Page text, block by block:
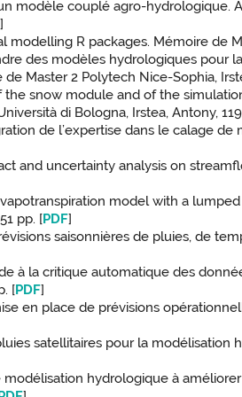
modèle couplé agro-hydrologique.
]
modelling R packages. Mémoire de
des modèles hydrologiques
Master 2 Polytech Nice-Sophia,
the snow module and of the
di Bologna, Irstea, Antony,
de l’expertise dans le calage
and uncertainty analysis on
model with a
pp. [PDF]
saisonnières de pluies, de
à la critique automatique des
[PDF]
en place de prévisions
satellitaires pour la
modélisation hydrologique à